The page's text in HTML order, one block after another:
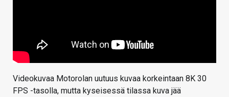
Videokuvaa Motorolan uutuus kuvaa korkeintaan 8K 30
FPS -tasolla, mutta kyseisessä tilassa kuva jää